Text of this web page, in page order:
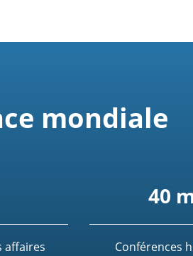
mondiale
affaires
40
Conférences